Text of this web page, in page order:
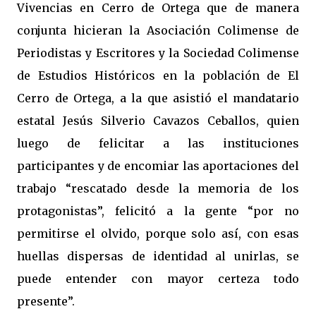
Vivencias en Cerro de Ortega que de manera
conjunta hicieran la Asociación Colimense de
Periodistas y Escritores y la Sociedad Colimense
de Estudios Históricos en la población de El
Cerro de Ortega, a la que asistió el mandatario
estatal Jesús Silverio Cavazos Ceballos, quien
luego de felicitar a las instituciones
participantes y de encomiar las aportaciones del
trabajo “rescatado desde la memoria de los
protagonistas”, felicitó a la gente “por no
permitirse el olvido, porque solo así, con esas
huellas dispersas de identidad al unirlas, se
puede entender con mayor certeza todo
presente”.